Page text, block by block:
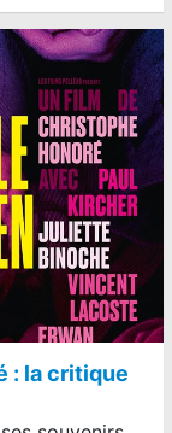
: la critique